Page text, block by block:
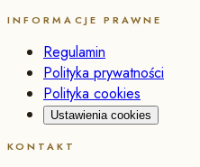
INFORMACJE PRAWNE
Regulamin
Polityka prywatności
Polityka cookies
Ustawienia cookies
KONTAKT